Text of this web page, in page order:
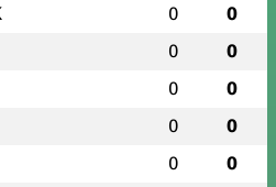
0 0
0 0
0 0
0 0
0 0